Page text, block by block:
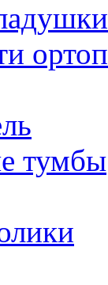
тумбы